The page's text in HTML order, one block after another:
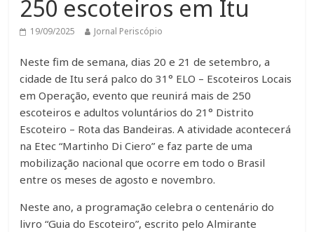
250 escoteiros em Itu
19/09/2025 Jornal Periscópio
Neste fim de semana, dias 20 e 21 de setembro, a
cidade de Itu será palco do 31° ELO – Escoteiros Locais
em Operação, evento que reunirá mais de 250
escoteiros e adultos voluntários do 21° Distrito
Escoteiro – Rota das Bandeiras. A atividade acontecerá
na Etec “Martinho Di Ciero” e faz parte de uma
mobilização nacional que ocorre em todo o Brasil
entre os meses de agosto e novembro.
Neste ano, a programação celebra o centenário do
livro “Guia do Escoteiro”, escrito pelo Almirante